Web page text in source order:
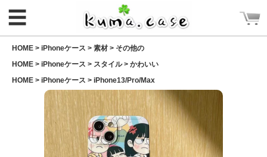
ログイン
新規会員登録
☰
HOME > iPhoneケース > 素材 > その他の
HOME > iPhoneケース > スタイル> かわいい
HOME > iPhoneケース > iPhone13/Pro/Max